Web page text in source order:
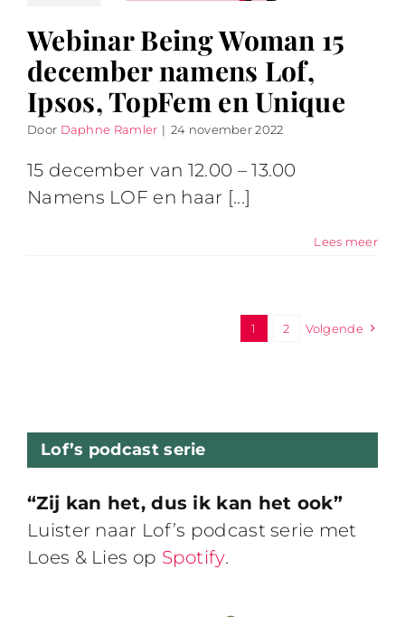
Webinar Being Woman 15
december namens Lof,
Ipsos, TopFem en Unique
Door Daphne Ramler | 24 november 2022
15 december van 12.00 – 13.00
Namens LOF en haar [...]
Lees meer
1 2 Volgende
Lof’s podcast serie
“Zij kan het, dus ik kan het ook”
Luister naar Lof’s podcast serie met
Loes & Lies op Spotify.